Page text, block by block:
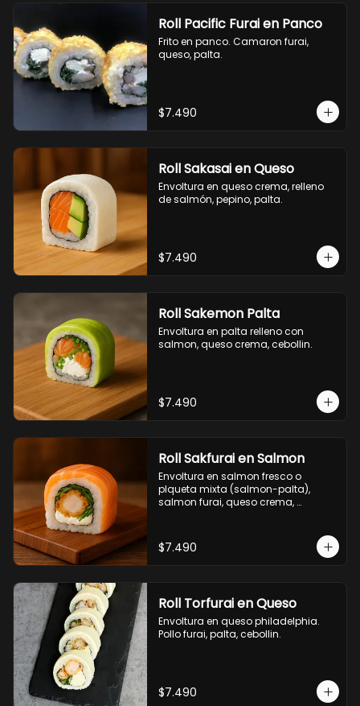
Roll Pacific Furai en Panco
Frito en panco. Camaron furai,
queso, palta.
$7.490
Roll Sakasai en Queso
Envoltura en queso crema, relleno
de salmón, pepino, palta.
$7.490
Roll Sakemon Palta
Envoltura en palta relleno con
salmon, queso crema, cebollin.
$7.490
Roll Sakfurai en Salmon
Envoltura en salmon fresco o
plqueta mixta (salmon-palta),
salmon furai, queso crema,
$7.490
Roll Torfurai en Queso
Envoltura en queso philadelphia.
Pollo furai, palta, cebollin.
$7.490